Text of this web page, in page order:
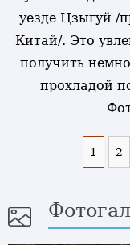
уезде Цзыгуй /
Китай/. Это
получить
прохладой
1 2